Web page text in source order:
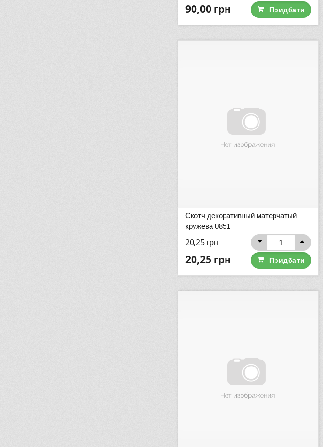
90,00 грн Придбати
Скотч декоративный матерчатый
кружева 0851
20,25 грн
20,25 грн Придбати